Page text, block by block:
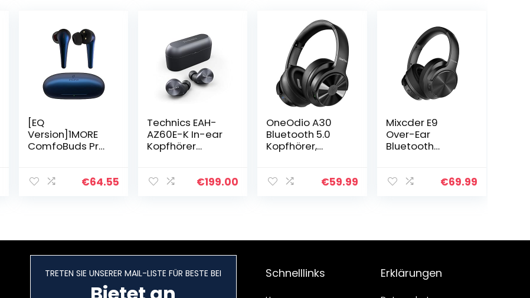
[EQ
Version]1MORE
ComfoBuds Pro
Kopfhörer mit 22
€64.55
Technics EAH-
AZ60E-K In-ear
Kopfhörer
rückung,
€199.00
OneOdio A30
Bluetooth 5.0
Kopfhörer,
Kopfhörer, Over
€59.99
Mixcder E9
Over-Ear
Bluetooth
Kabellose Noise
rückung…
€69.99
TRETEN SIE UNSERER MAIL-LISTE FÜR BESTE BEI Schnelllinks Erklärungen